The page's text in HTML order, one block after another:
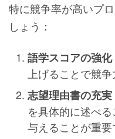
特に競争率が高いプ
しょう：
語学スコアの強化
上げることで競
志望理由書の充実
を具体的に述べ
与えることが重要